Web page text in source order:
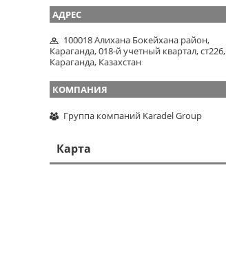
100018 Алихана Бокейхана район,
Караганда, 018-й учетный квартал, ст226,
Караганда, Казахстан
Группа компаний Karadel Group
Карта